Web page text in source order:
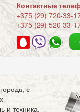
Контактные
+375 (29) 720-33-
+375 (29) 520-33-
с
и техника.